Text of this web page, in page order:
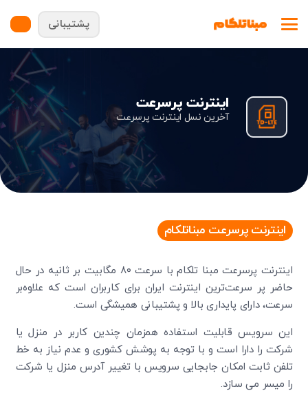
پشتیبانی
اینترنت پرسرعت
آخرین نسل اینترنت پرسرعت
اینترنت پرسرعت مبناتلکام
اینترنت پرسرعت مبنا تلکام با سرعت ۸۰ مگابیت بر ثانیه در حال
حاضر پر سرعت‌ترین اینترنت ایران برای کاربران است که علاوه‌بر
سرعت، دارای پایداری بالا و پشتیبانی همیشگی است.
این سرویس قابلیت استفاده همزمان چندین کاربر در منزل یا
شرکت را دارا است و با توجه به پوشش کشوری و عدم نیاز به خط
تلفن ثابت امکان جابجایی سرویس با تغییر آدرس منزل یا شرکت
را میسر می سازد.